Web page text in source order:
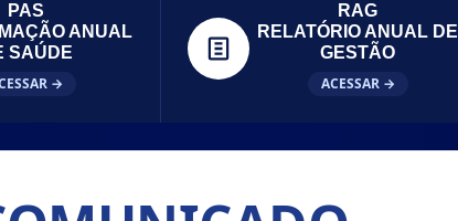
PAS
ANUAL
SAÚDE
→
RAG
RELATÓRIO ANUAL DE
GESTÃO
ACESSAR →